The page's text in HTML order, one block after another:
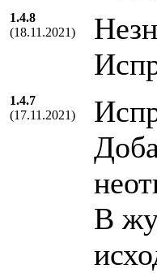
1.4.8
(18.11.2021)
1.4.7
(17.11.2021)
В